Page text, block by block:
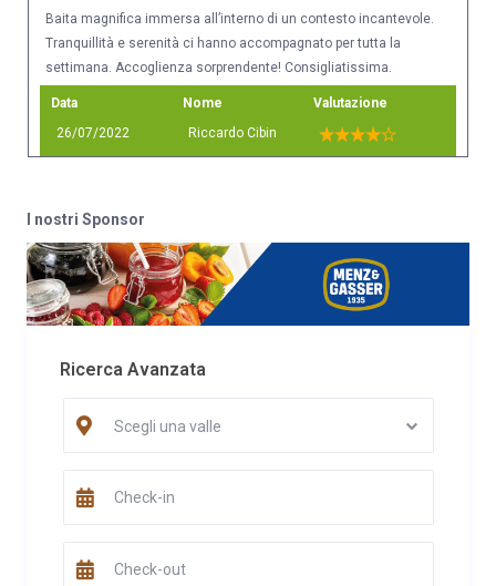
Baita magnifica immersa all’interno di un contesto incantevole.
Tranquillità e serenità ci hanno accompagnato per tutta la
settimana. Accoglienza sorprendente! Consigliatissima.
Data
26/07/2022
Nome
Riccardo Cibin
Valutazione
ottima accoglienza. La struttura di buon livello e ben attrezzata
si presta per una vacanza in pieno relax
Data
17/07/2022
Nome
Gianluca
Valutazione
Siamo stati ospiti dei gentilissimi Danilo e Serena per due
settimane meravigliose! La posizione della splendida Baita, ben
ristrutturata, silenziosa e confortevole, consente di fare belle
escursioni (più o meno impegnative) sia a piedi sia in MTB, oltre
ad avere molto spazio esterno per il nostro amico a quattro
zampe. Esperienza decisamente positiva che invoglia a
ritornare... Grazie di cuore Gianluca, Laura e... Pluto
Data
I nostri Sponsor
Ricerca Avanzata
Scegli una valle